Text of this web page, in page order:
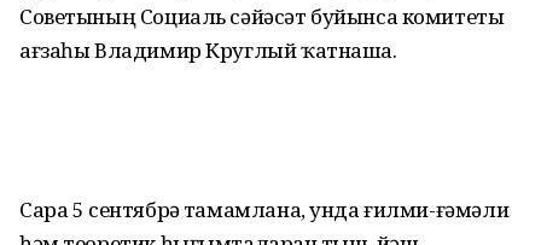
Советының Социаль сәйәсәт буйынса комитеты
ағзаһы Владимир Круглый ҡатнаша.
Сара 5 сентябрҙә тамамлана, унда ғилми-ғәмәли